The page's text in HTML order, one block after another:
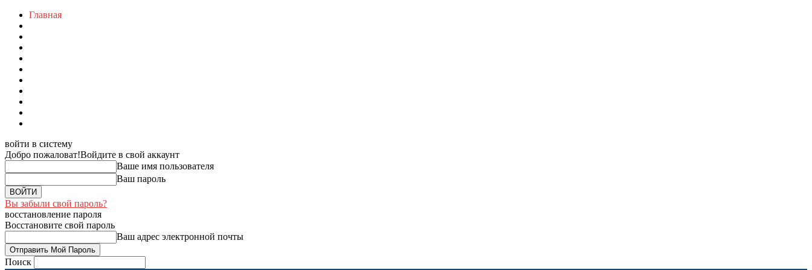
Главная
войти в систему
Добро пожаловат!Войдите в свой аккаунт
Ваше имя пользователя
Ваш пароль
Вы забыли свой пароль?
восстановление пароля
Восстановите свой пароль
Ваш адрес электронной почты
Поиск